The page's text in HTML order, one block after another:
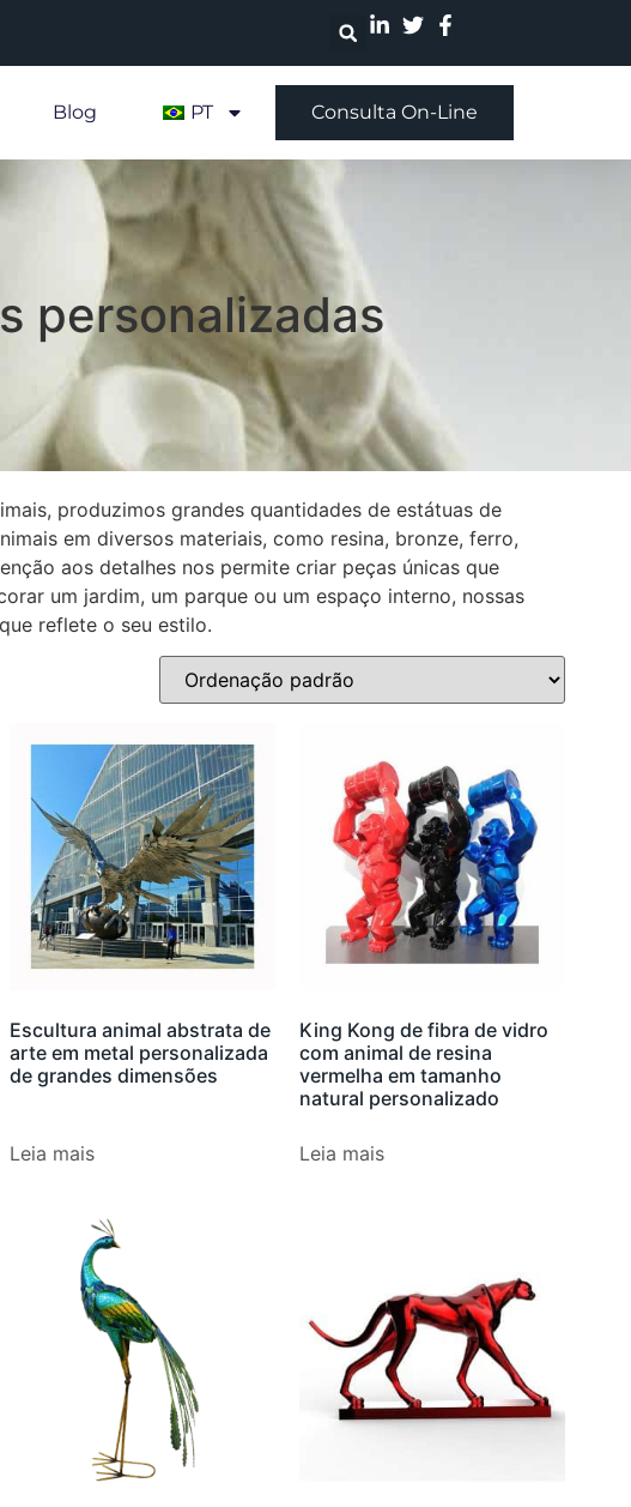
Blog PT Consulta On-Line
personalizadas
produzimos grandes quantidades de estátuas de
em diversos materiais, como resina, bronze, ferro,
aos detalhes nos permite criar peças únicas que
um jardim, um parque ou um espaço interno, nossas
reflete o seu estilo.
Escultura animal abstrata de
arte em metal personalizada
de grandes dimensões
Leia mais
King Kong de fibra de vidro
com animal de resina
vermelha em tamanho
natural personalizado
Leia mais